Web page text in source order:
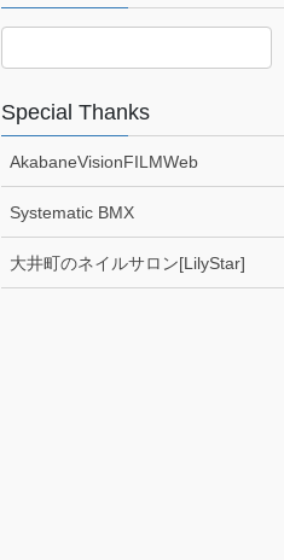
Special Thanks
AkabaneVisionFILMWeb
Systematic BMX
大井町のネイルサロン[LilyStar]